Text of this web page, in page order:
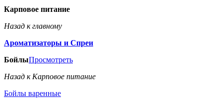
Карповое питание
Назад к главному
Ароматизаторы и Спреи
БойлыПросмотреть
Назад к Карповое питание
Бойлы варенные